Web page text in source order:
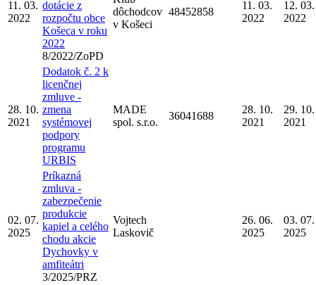
11. 03.
2022
dotácie z
rozpočtu obce
Košeca v roku
2022
8/2022/ZoPD
dôchodcov
v Košeci
48452858
11. 03.
2022
12. 03.
2022
28. 10.
2021
Dodatok č. 2 k
licenčnej
zmluve -
zmena
systémovej
podpory
programu
URBIS
MADE
spol. s.r.o.
36041688
28. 10.
2021
29. 10.
2021
02. 07.
2025
Príkazná
zmluva -
zabezpečenie
produkcie
kapiel a celého
chodu akcie
Dychovky v
amfiteátri
3/2025/PRZ
Vojtech
Laskovič
26. 06.
2025
03. 07.
2025